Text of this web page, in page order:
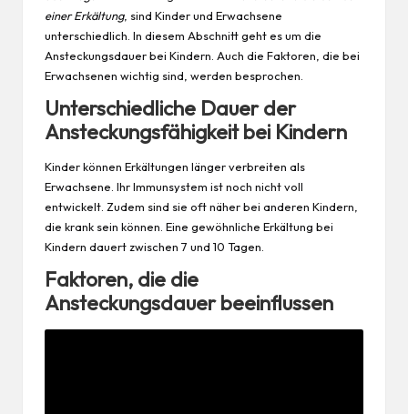
einer Erkältung, sind Kinder und Erwachsene
unterschiedlich. In diesem Abschnitt geht es um die
Ansteckungsdauer bei Kindern. Auch die Faktoren, die bei
Erwachsenen wichtig sind, werden besprochen.
Unterschiedliche Dauer der
Ansteckungsfähigkeit bei Kindern
Kinder können Erkältungen länger verbreiten als
Erwachsene. Ihr Immunsystem ist noch nicht voll
entwickelt. Zudem sind sie oft näher bei anderen Kindern,
die krank sein können. Eine gewöhnliche Erkältung bei
Kindern dauert zwischen 7 und 10 Tagen.
Faktoren, die die
Ansteckungsdauer beeinflussen